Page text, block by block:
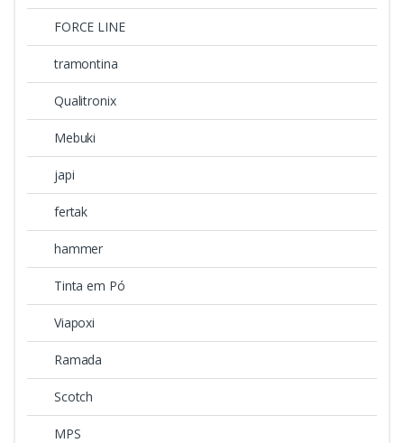
FORCE LINE
tramontina
Qualitronix
Mebuki
japi
fertak
hammer
Tinta em Pó
Viapoxi
Ramada
Scotch
MPS